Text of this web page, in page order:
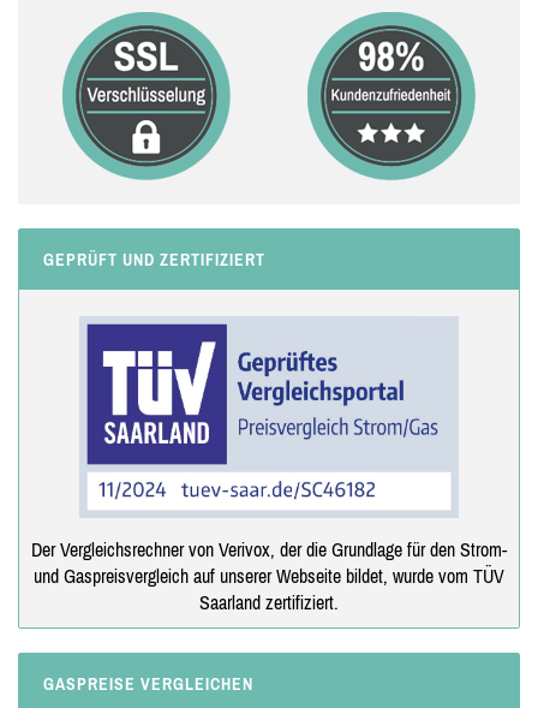
GEPRÜFT UND ZERTIFIZIERT
Der Vergleichsrechner von Verivox, der die Grundlage für den Strom-
und Gaspreisvergleich auf unserer Webseite bildet, wurde vom TÜV
Saarland zertifiziert.
GASPREISE VERGLEICHEN